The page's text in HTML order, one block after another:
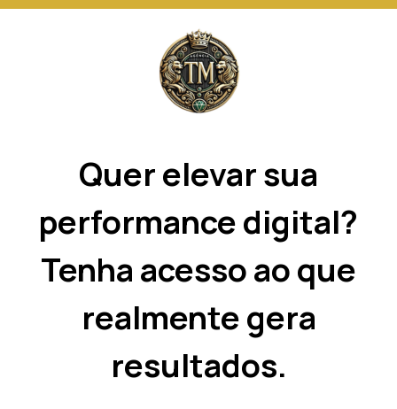
Quer elevar sua
performance digital?
Tenha acesso ao que
realmente gera
resultados.
similares para lembrar e entender como você usa
nosso site, analisar seu uso de nossos produtos
e serviços, ajudar com nossos esforços de
marketing e fornecer conteúdo de terceiros. Leia
Termos e CondiçõesePolítica de